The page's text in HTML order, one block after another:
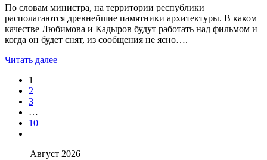
По словам министра, на территории республики
располагаются древнейшие памятники архитектуры. В каком
качестве Любимова и Кадыров будут работать над фильмом и
когда он будет снят, из сообщения не ясно….
Читать далее
1
2
3
…
10
Август 2026